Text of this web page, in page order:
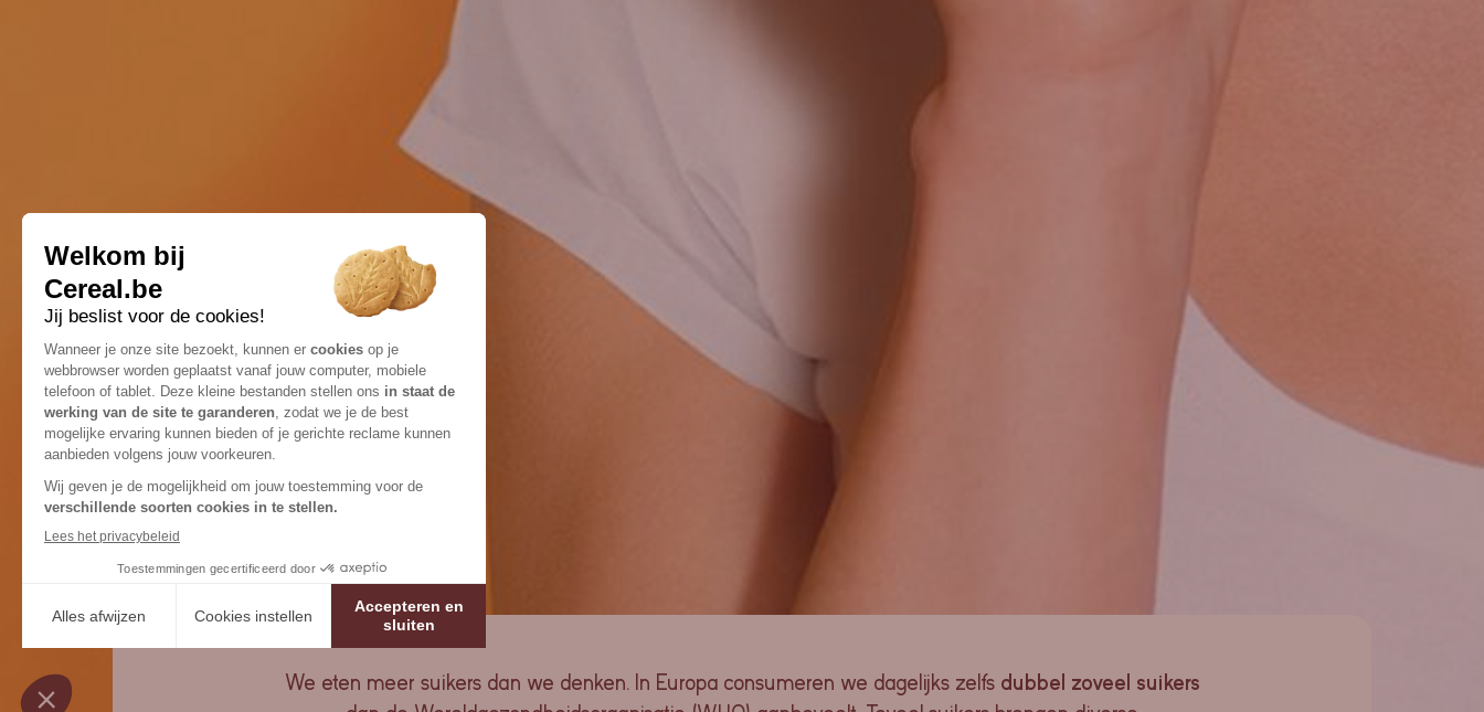
We eten meer suikers dan we denken. In Europa consumeren we dagelijks zelfs dubbel zoveel suikers